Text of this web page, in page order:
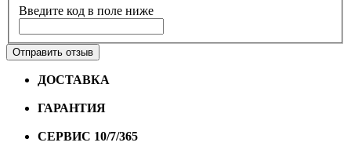
Введите код в поле ниже
Отправить отзыв
ДОСТАВКА
ГАРАНТИЯ
СЕРВИС 10/7/365